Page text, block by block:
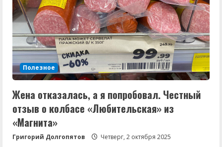
Полезное
Жена отказалась, а я попробовал. Честный
отзыв о колбасе «Любительская» из
«Магнита»
Григорий Долгопятов Четверг, 2 октября 2025